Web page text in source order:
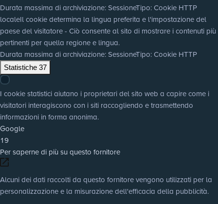
Durata massima di archiviazione: SessioneTipo: Cookie HTTP
localeIl cookie determina la lingua preferita e l'impostazione del
paese del visitatore - Ciò consente al sito di mostrare i contenuti più
pertinenti per quella regione e lingua.
Durata massima di archiviazione: SessioneTipo: Cookie HTTP
Statistiche 37
I cookie statistici aiutano i proprietari del sito web a capire come i
visitatori interagiscono con i siti raccogliendo e trasmettendo
informazioni in forma anonima.
Google
19
Per saperne di più su questo fornitore
Alcuni dei dati raccolti da questo fornitore vengono utilizzati per la
personalizzazione e la misurazione dell'efficacia della pubblicità.